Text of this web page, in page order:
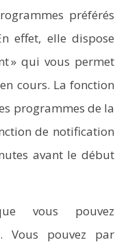
préférés
effet, elle dispose
» qui vous permet
cours. La fonction
programmes de la
de notification
avant le début
vous pouvez
Vous pouvez par